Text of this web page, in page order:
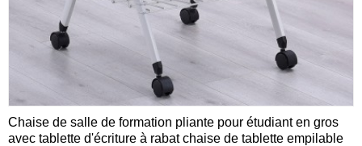
Chaise de salle de formation pliante pour étudiant en gros
avec tablette d'écriture à rabat chaise de tablette empilable